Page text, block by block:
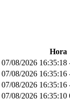
Hora
07/08/2026 16:35:18
07/08/2026 16:35:16
07/08/2026 16:35:16
07/08/2026 16:35:10